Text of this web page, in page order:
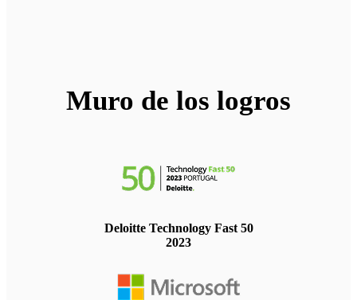
Muro de los logros
Deloitte Technology Fast 50
2023